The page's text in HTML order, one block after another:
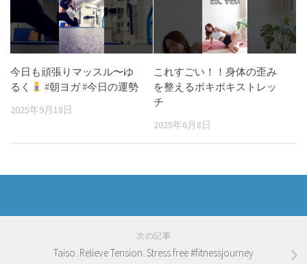
今日も頑張りマッスル〜ゆ
るく
#朝ヨガ #今日の運勢
2025年9月18日
これすごい！！身体の歪み
を整えるポキポキストレッ
チ
2025年6月8日
次の記事
Taiso..Relieve Tension..Stress free #fitnessjourney